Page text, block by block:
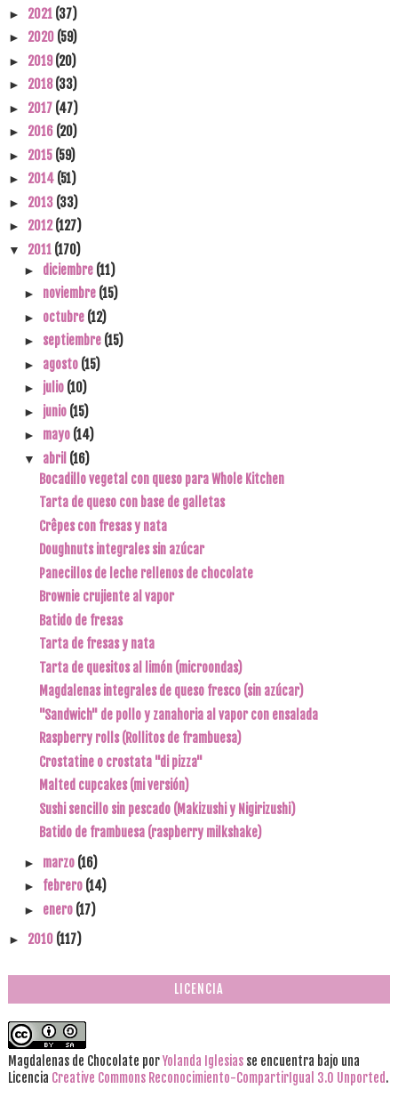
► 2021 (37)
► 2020 (59)
► 2019(20)
► 2018(33)
► 2017 (47)
► 2016 (20)
► 2015 (59)
► 2014 (51)
► 2013 (33)
► 2012(127)
▼ 2011 (170)
► diciembre (11)
► noviembre (15)
► octubre (12)
► septiembre (15)
► agosto (15)
► julio (10)
► junio (15)
► mayo (14)
▼ abril (16)
Bocadillo vegetal con queso para Whole Kitchen
Tarta de queso con base de galletas
Crêpes con fresas y nata
Doughnuts integrales sin azúcar
Panecillos de leche rellenos de chocolate
Brownie crujiente al vapor
Batido de fresas
Tarta de fresas y nata
Tarta de quesitos al limón (microondas)
Magdalenas integrales de queso fresco (sin azúcar)
"Sandwich" de pollo y zanahoria al vapor con ensalada
Raspberry rolls (Rollitos de frambuesa)
Crostatine o crostata "di pizza"
Malted cupcakes (mi versión)
Sushi sencillo sin pescado (Makizushi y Nigirizushi)
Batido de frambuesa (raspberry milkshake)
► marzo (16)
► febrero (14)
► enero (17)
► 2010 (117)
LICENCIA
Magdalenas de Chocolate porYolanda Iglesiasse encuentra bajo una
Licencia Creative Commons Reconocimiento-CompartirIgual 3.0 Unported.